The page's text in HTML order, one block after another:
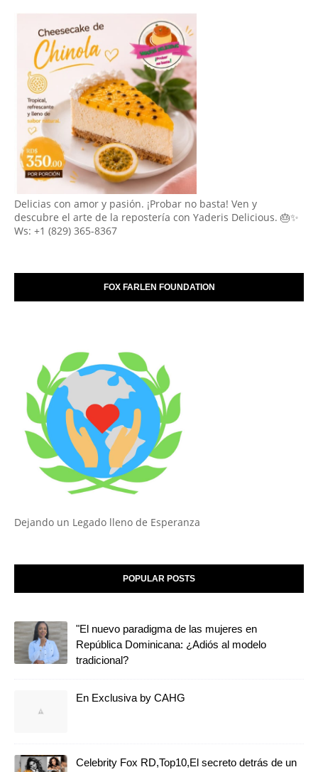
Delicias con amor y pasión. ¡Probar no basta! Ven y
descubre el arte de la repostería con Yaderis Delicious. 🎂✨
Ws: +1 (829) 365-8367
FOX FARLEN FOUNDATION
Dejando un Legado lleno de Esperanza
POPULAR POSTS
"El nuevo paradigma de las mujeres en
República Dominicana: ¿Adiós al modelo
tradicional?
En Exclusiva by CAHG
Celebrity Fox RD,Top10,El secreto detrás de un